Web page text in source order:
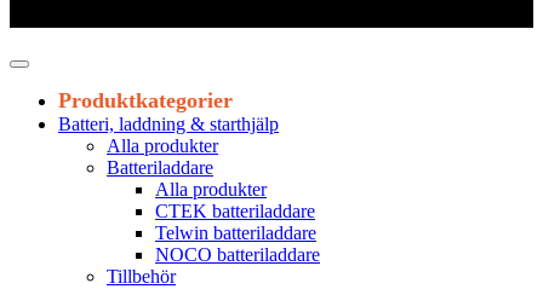
Produktkategorier
Batteri, laddning & starthjälp
Alla produkter
Batteriladdare
Alla produkter
CTEK batteriladdare
Telwin batteriladdare
NOCO batteriladdare
Tillbehör